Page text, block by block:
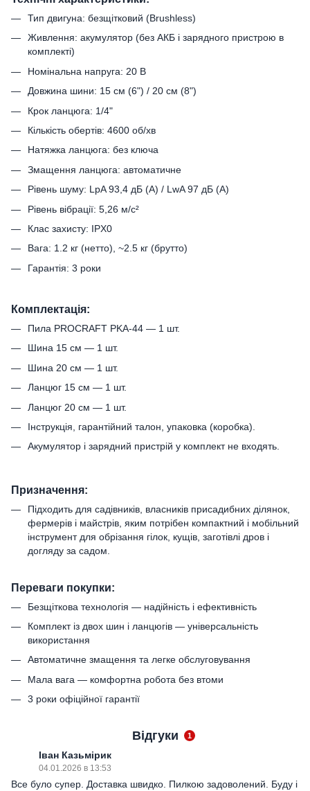
Тип двигуна: безщітковий (Brushless)
Живлення: акумулятор (без АКБ і зарядного пристрою в
комплекті)
Номінальна напруга: 20 В
Довжина шини: 15 см (6") / 20 см (8")
Крок ланцюга: 1/4"
Кількість обертів: 4600 об/хв
Натяжка ланцюга: без ключа
Змащення ланцюга: автоматичне
Рівень шуму: LpA 93,4 дБ (A) / LwA 97 дБ (A)
Рівень вібрації: 5,26 м/с²
Клас захисту: IPX0
Вага: 1.2 кг (нетто), ~2.5 кг (брутто)
Гарантія: 3 роки
Комплектація:
Пила PROCRAFT PKA-44 — 1 шт.
Шина 15 см — 1 шт.
Шина 20 см — 1 шт.
Ланцюг 15 см — 1 шт.
Ланцюг 20 см — 1 шт.
Інструкція, гарантійний талон, упаковка (коробка).
Акумулятор і зарядний пристрій у комплект не входять.
Призначення:
Підходить для садівників, власників присадибних ділянок,
фермерів і майстрів, яким потрібен компактний і мобільний
інструмент для обрізання гілок, кущів, заготівлі дров і
догляду за садом.
Переваги покупки:
Безщіткова технологія — надійність і ефективність
Комплект із двох шин і ланцюгів — універсальність
використання
Автоматичне змащення та легке обслуговування
Мала вага — комфортна робота без втоми
3 роки офіційної гарантії
Відгуки 1
Іван Казьмірик
04.01.2026 в 13:53
Все було супер. Доставка швидко. Пилкою задоволений. Буду і